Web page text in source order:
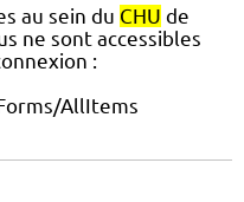
au sein du CHU de
ne sont accessibles
:
AllItems